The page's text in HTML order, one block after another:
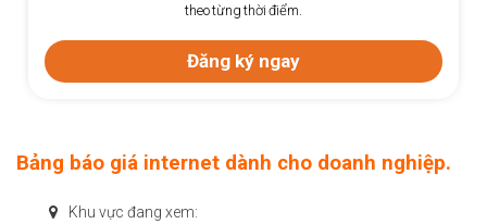
theo từng thời điểm.
Đăng ký ngay
Bảng báo giá internet dành cho doanh nghiệp.
Khu vực đang xem: